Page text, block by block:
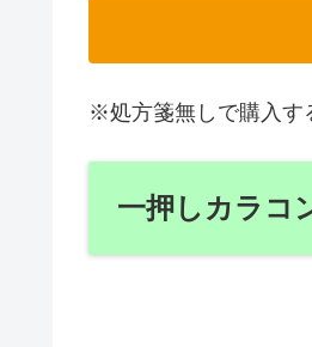
※処方箋無しで購入す
一押しカラコ